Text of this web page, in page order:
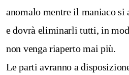
anomalo mentre il maniaco si
e dovrà eliminarli tutti, in
non venga riaperto mai più.
Le parti avranno a